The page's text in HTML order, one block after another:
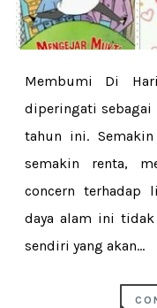
Membumi Di
diperingati sebagai
tahun ini.
semakin renta,
concern terhadap
daya alam ini
sendiri yang akan...